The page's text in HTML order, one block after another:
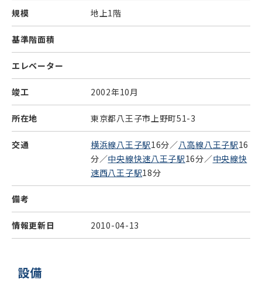
規模 地上1階
基準階面積
エレベーター
竣工 2002年10月
所在地 東京都八王子市上野町51-3
交通 横浜線八王子駅16分／八高線八王子駅16
分／中央線快速八王子駅16分／中央線快
速西八王子駅18分
備考
情報更新日 2010-04-13
設備